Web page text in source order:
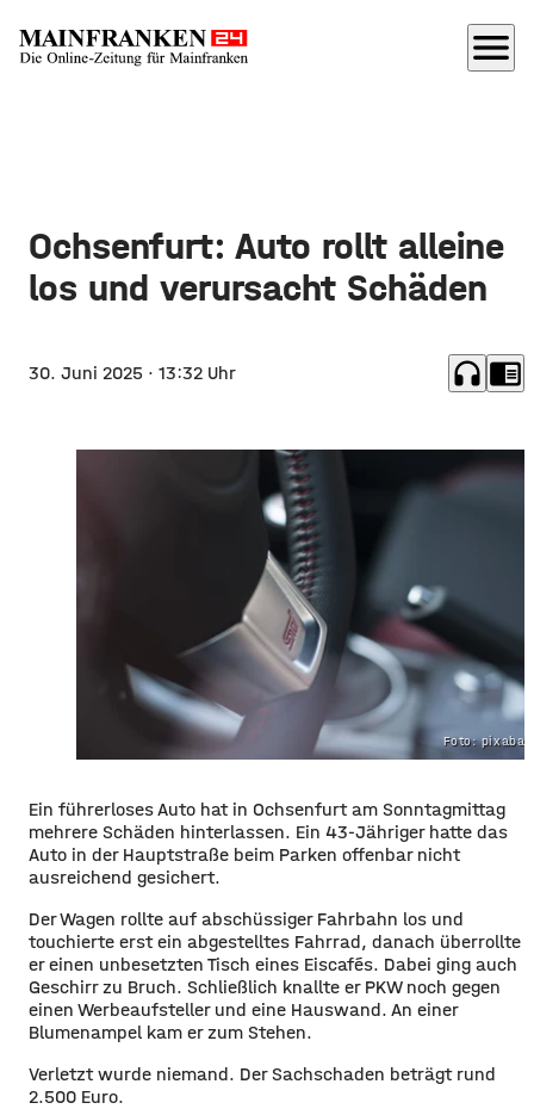
menu
Ochsenfurt: Auto rollt alleine
los und verursacht Schäden
30. Juni 2025 · 13:32 Uhr headphones chrome_reader_mode
Foto:
Ein führerloses Auto hat in Ochsenfurt am Sonntagmittag
mehrere Schäden hinterlassen. Ein 43-Jähriger hatte das
Auto in der Hauptstraße beim Parken offenbar nicht
ausreichend gesichert.
Der Wagen rollte auf abschüssiger Fahrbahn los und
touchierte erst ein abgestelltes Fahrrad, danach überrollte
er einen unbesetzten Tisch eines Eiscafés. Dabei ging auch
Geschirr zu Bruch. Schließlich knallte er PKW noch gegen
einen Werbeaufsteller und eine Hauswand. An einer
Blumenampel kam er zum Stehen.
Verletzt wurde niemand. Der Sachschaden beträgt rund
2.500 Euro.